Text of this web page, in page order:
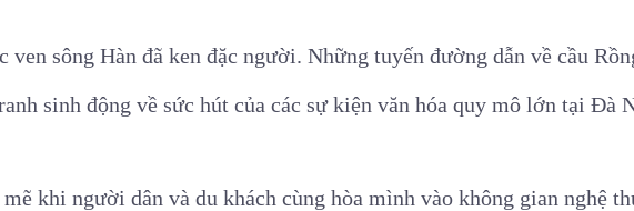
sông Hàn đã ken đặc người. Những tuyến đường dẫn về cầu
sinh động về sức hút của các sự kiện văn hóa quy mô lớn tại Đà
khi người dân và du khách cùng hòa mình vào không gian nghệ